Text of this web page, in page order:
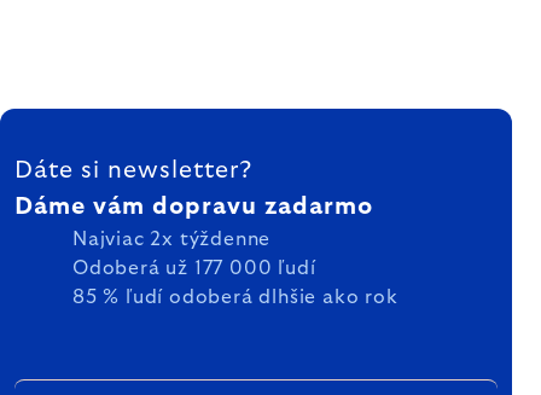
ZÁPÄTIE
Dáte si newsletter?
Dáme vám dopravu zadarmo
Najviac 2x týždenne
Odoberá už 177 000 ľudí
85 % ľudí odoberá dlhšie ako rok